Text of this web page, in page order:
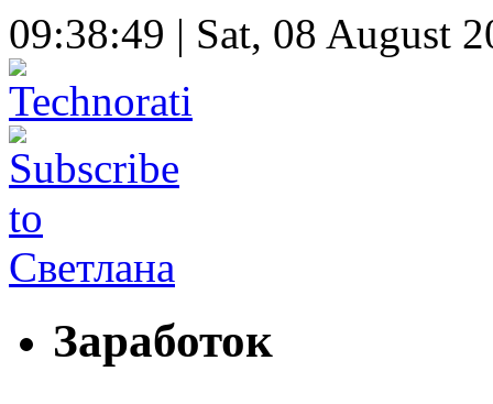
09:38:50 | Sat, 08 August
Заработок